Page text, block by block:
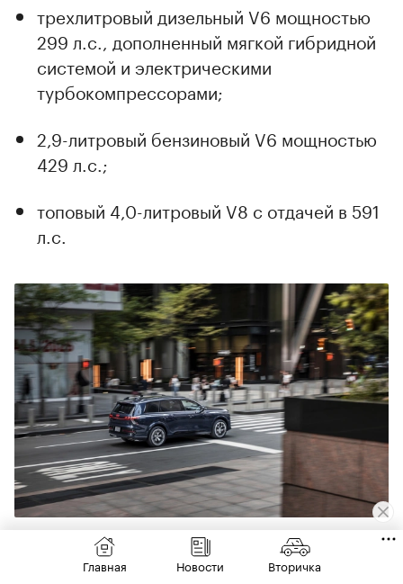
трехлитровый дизельный V6 мощностью
299 л.с., дополненный мягкой гибридной
системой и электрическими
турбокомпрессорами;
2,9-литровый бензиновый V6 мощностью
429 л.с.;
топовый 4,0-литровый V8 с отдачей в 591
л.с.
В целом все модели имеют несколько модификаций — и
бензиновые, и дизельные
(Фото: Audi AG)
Главная Новости Вторичка